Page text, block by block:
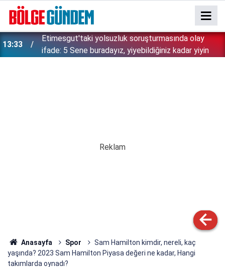
13:33
Etimesgut'taki yolsuzluk soruşturmasında olay
ifade: 5 Sene buradayız, yiyebildiğiniz kadar yiyin
Anasayfa Spor
Sam Hamilton kimdir, nereli, kaç
yaşında? 2023 Sam Hamilton Piyasa değeri ne kadar, Hangi
takımlarda oynadı?